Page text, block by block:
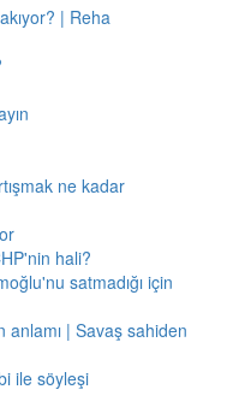
| Reha
ne kadar
hali?
satmadığı için
anlamı | Savaş sahiden
ile söyleşi